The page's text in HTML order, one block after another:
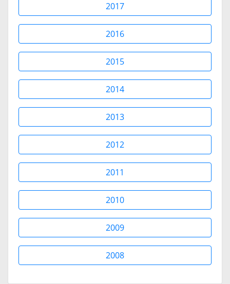
2017
2016
2015
2014
2013
2012
2011
2010
2009
2008